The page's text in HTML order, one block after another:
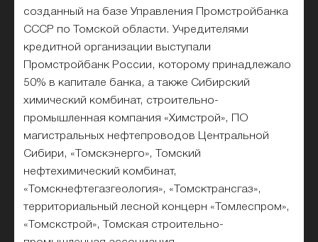
созданный на базе Управления Промстройбанка
СССР по Томской области. Учредителями
кредитной организации выступали
Промстройбанк России, которому принадлежало
50% в капитале банка, а также Сибирский
химический комбинат, строительно-
промышленная компания «Химстрой», ПО
магистральных нефтепроводов Центральной
Сибири, «Томскэнерго», Томский
нефтехимический комбинат,
«Томскнефтегазгеология», «Томсктрансгаз»,
территориальный лесной концерн «Томлеспром»,
«Томскстрой», Томская строительно-